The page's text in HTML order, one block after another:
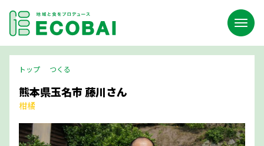
トップ つくる
熊本県玉名市 藤川さん
柑橘